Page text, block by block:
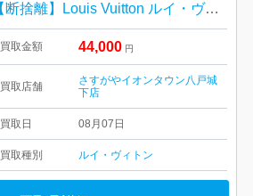
【断捨離】Louis Vuitton ルイ・ヴィトン ポシェット・アクセソワール
買取金額 44,000 円
買取店舗
さすがやイオンタウン八戸城
下店
買取日 08月07日
買取種別 ルイ・ヴィトン